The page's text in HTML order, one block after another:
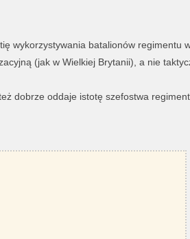
wykorzystywania batalionów regimentu
(jak w Wielkiej Brytanii), a nie
dobrze oddaje istotę szefostwa